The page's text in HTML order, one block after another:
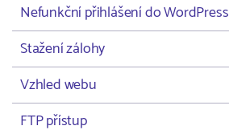
Nefunkční přihlášení do WordPress
Stažení zálohy
Vzhled webu
FTP přístup